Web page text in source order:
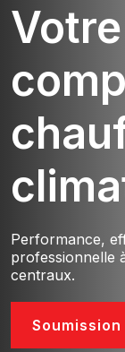
Performance,
professionnelle
centraux.